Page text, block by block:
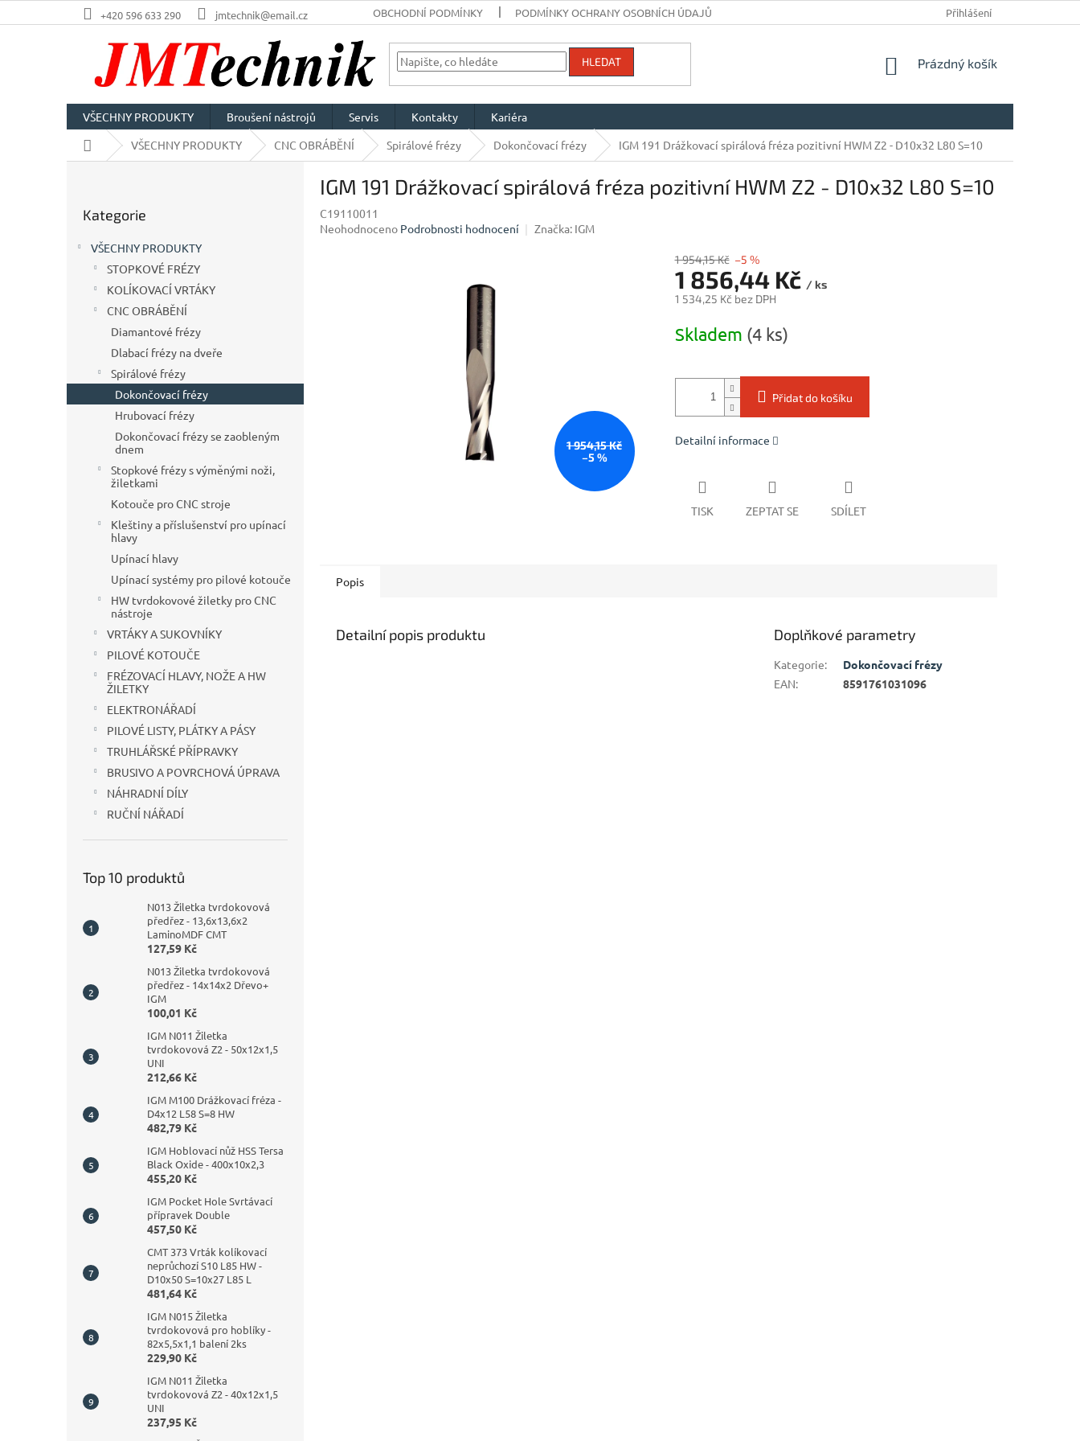
na
+420 596 633 290 jmtechnik@email.cz OBCHODNÍ PODMÍNKY PODMÍNKY OCHRANY OSOBNÍCH ÚDAJŮ Přihlášení
HLEDAT
NÁKUPNÍ
Prázdný košík
VŠECHNY PRODUKTY Broušení nástrojů Servis Kontakty
Kariéra
Domů VŠECHNY PRODUKTY CNC OBRÁBĚNÍ Spirálové frézy Dokončovací frézy IGM 191 Drážkovací spirálová fréza pozitivní HWM Z2 - D10x32 L80 S=10
e
l
kategorie
Kategorie
VŠECHNY PRODUKTY
STOPKOVÉ FRÉZY
KOLÍKOVACÍ VRTÁKY
CNC OBRÁBĚNÍ
Diamantové frézy
Dlabací frézy na dveře
Spirálové frézy
Dokončovací frézy
Hrubovací frézy
Dokončovací frézy se zaobleným
dnem
Stopkové frézy s výměnými noži,
žiletkami
Kotouče pro CNC stroje
Kleštiny a příslušenství pro upínací
hlavy
Upínací hlavy
Upínací systémy pro pilové kotouče
HW tvrdokovové žiletky pro CNC
nástroje
VRTÁKY A SUKOVNÍKY
PILOVÉ KOTOUČE
FRÉZOVACÍ HLAVY, NOŽE A HW
ŽILETKY
ELEKTRONÁŘADÍ
PILOVÉ LISTY, PLÁTKY A PÁSY
TRUHLÁŘSKÉ PŘÍPRAVKY
BRUSIVO A POVRCHOVÁ ÚPRAVA
NÁHRADNÍ DÍLY
RUČNÍ NÁŘADÍ
Top 10 produktů
N013 Žiletka tvrdokovová
předřez - 13,6x13,6x2
LaminoMDF CMT
127,59 Kč
N013 Žiletka tvrdokovová
předřez - 14x14x2 Dřevo+
IGM
100,01 Kč
IGM N011 Žiletka
tvrdokovová Z2 - 50x12x1,5
UNI
212,66 Kč
IGM M100 Drážkovací fréza -
D4x12 L58 S=8 HW
482,79 Kč
IGM Hoblovací nůž HSS Tersa
Black Oxide - 400x10x2,3
455,20 Kč
IGM Pocket Hole Svrtávací
přípravek Double
457,50 Kč
CMT 373 Vrták kolíkovací
neprůchozí S10 L85 HW -
D10x50 S=10x27 L85 L
481,64 Kč
IGM N015 Žiletka
tvrdokovová pro hoblíky -
82x5,5x1,1 balení 2ks
229,90 Kč
IGM N011 Žiletka
tvrdokovová Z2 - 40x12x1,5
UNI
237,95 Kč
IGM 191 Drážkovací spirálová fréza pozitivní HWM Z2 - D10x32 L80 S=10
C19110011
Průměrné
Neohodnoceno Podrobnosti hodnocení Značka: IGM
1 954,15 Kč
–5 %
1 954,15 Kč –5 %
1 856,44 Kč / ks
1 534,25 Kč bez DPH
cena:
Skladem (4 ks)
Přidat do košíku
Detailní informace
TISK ZEPTAT SE SDÍLET
Popis
Detailní popis produktu Doplňkové parametry
Kategorie:
Dokončovací frézy
EAN: 8591761031096